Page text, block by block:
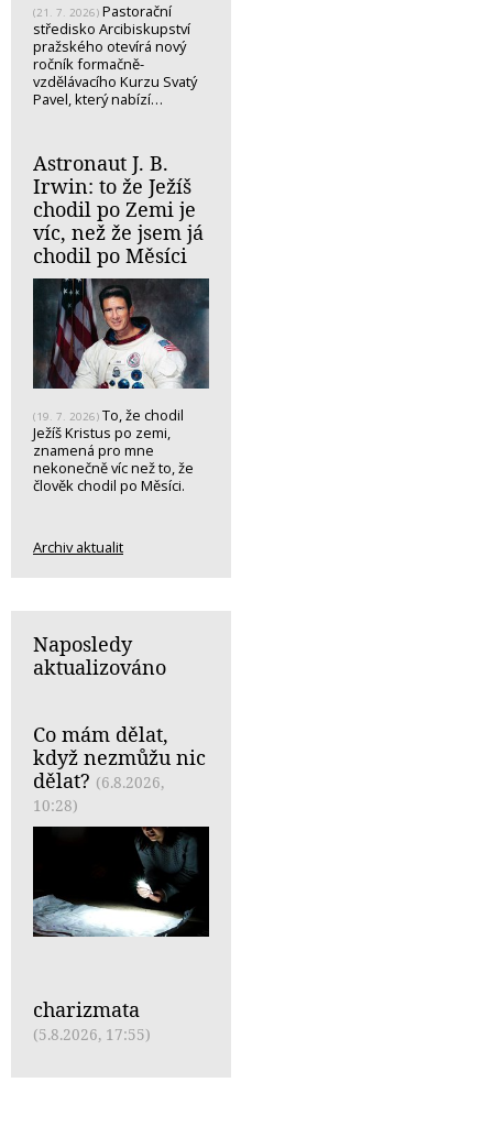
(21. 7. 2026) Pastorační
středisko Arcibiskupství
pražského otevírá nový
ročník formačně-
vzdělávacího Kurzu Svatý
Pavel, který nabízí…
Astronaut J. B.
Irwin: to že Ježíš
chodil po Zemi je
víc, než že jsem já
chodil po Měsíci
(19. 7. 2026) To, že chodil
Ježíš Kristus po zemi,
znamená pro mne
nekonečně víc než to, že
člověk chodil po Měsíci.
Archiv aktualit
Naposledy
aktualizováno
Co mám dělat,
když nezmůžu nic
dělat? (6.8.2026,
10:28)
charizmata
(5.8.2026, 17:55)